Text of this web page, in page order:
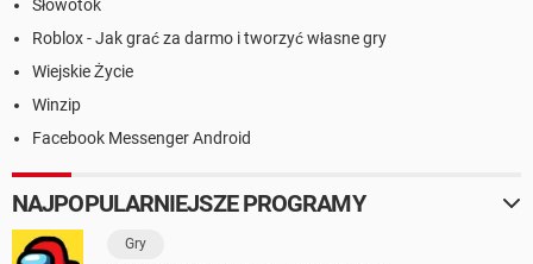
Słowotok
Roblox - Jak grać za darmo i tworzyć własne gry
Wiejskie Życie
Winzip
Facebook Messenger Android
NAJPOPULARNIEJSZE PROGRAMY
Gry